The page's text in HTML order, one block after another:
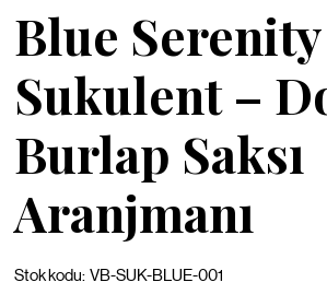
Blue Serenity
Sukulent –
Burlap Saksı
Aranjmanı
Stok kodu: Stok
kodu:
VB-SUK-BLUE-001